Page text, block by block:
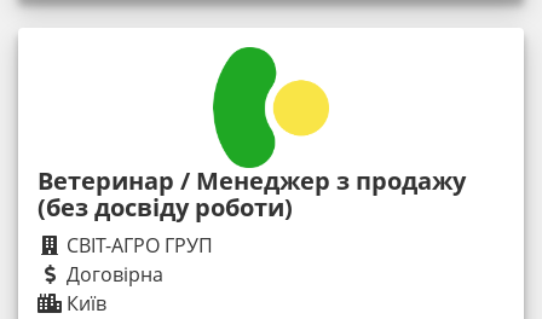
Ветеринар / Менеджер з продажу
(без досвіду роботи)
СВІТ-АГРО ГРУП
Договірна
Київ